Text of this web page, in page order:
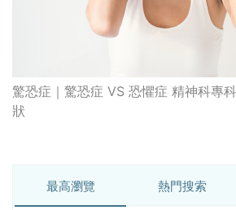
驚恐症｜驚恐症 VS 恐懼症 精神科專
狀
最高瀏覽 熱門搜索